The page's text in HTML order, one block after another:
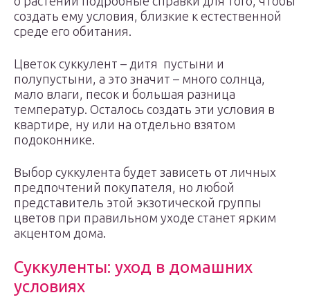
создать ему условия, близкие к естественной
среде его обитания.
Цветок суккулент – дитя пустыни и
полупустыни, а это значит – много солнца,
мало влаги, песок и большая разница
температур. Осталось создать эти условия в
квартире, ну или на отдельно взятом
подоконнике.
Выбор суккулента будет зависеть от личных
предпочтений покупателя, но любой
представитель этой экзотической группы
цветов при правильном уходе станет ярким
акцентом дома.
Суккуленты: уход в домашних
условиях